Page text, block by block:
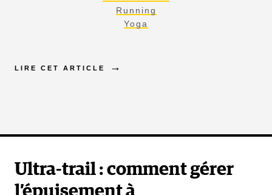
Running
Yoga
LIRE CET ARTICLE
Ultra-trail : comment gérer
l’épuisement à